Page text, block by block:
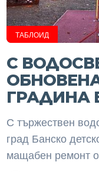
ТАБЛОИД
С
ГРАДИНА
С тържествен
град Банско
мащабен ремонт